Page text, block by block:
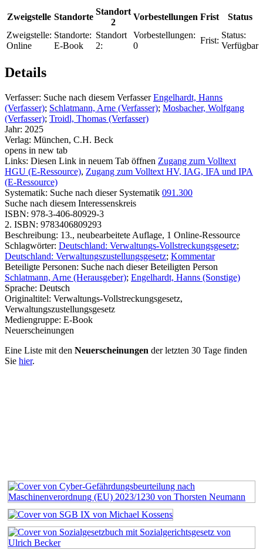
Zweigstelle Standorte
Standort
2
Vorbestellungen Frist
Status
Zweigstelle:
Online
Standorte:
E-Book
Standort
2:
Vorbestellungen:
0
Frist:
Status:
Verfügbar
Details
Verfasser: Suche nach diesem Verfasser Engelhardt, Hanns
(Verfasser); Schlatmann, Arne (Verfasser); Mosbacher, Wolfgang
(Verfasser); Troidl, Thomas (Verfasser)
Jahr: 2025
Verlag: München, C.H. Beck
opens in new tab
Links: Diesen Link in neuem Tab öffnen Zugang zum Volltext
HGU (E-Ressource), Zugang zum Volltext HV, IAG, IFA und IPA
(E-Ressource)
Systematik: Suche nach dieser Systematik 091.300
Suche nach diesem Interessenskreis
ISBN: 978-3-406-80929-3
2. ISBN: 9783406809293
Beschreibung: 13., neubearbeitete Auflage, 1 Online-Ressource
Schlagwörter: Deutschland: Verwaltungs-Vollstreckungsgesetz;
Deutschland: Verwaltungszustellungsgesetz; Kommentar
Beteiligte Personen: Suche nach dieser Beteiligten Person
Schlatmann, Arne (Herausgeber); Engelhardt, Hanns (Sonstige)
Sprache: Deutsch
Originaltitel: Verwaltungs-Vollstreckungsgesetz,
Verwaltungszustellungsgesetz
Mediengruppe: E-Book
Neuerscheinungen
Eine Liste mit den Neuerscheinungen der letzten 30 Tage finden
Sie hier.